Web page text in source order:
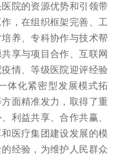
院的资源优势和引领带
，在组织框架完善、工
养、专科协作与技术帮
享与项目合作、互联网
情、等级医院迎评经验
体化紧密型发展模式拓
面精准发力，取得了重
利益共享、合作共赢、
医疗集团建设发展的模
经验，为维护人民群众